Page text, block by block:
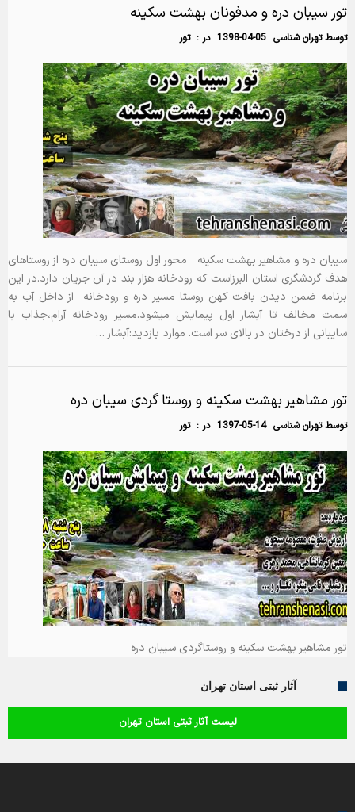
تور سیبان دره و مدفونان بهشت سکینه
توسطتهران شناسی 1398-04-05 در :تور
سیبان دره و مشاهیر بهشت سکینه محور اول روستای سیبان دره از روستاهای
هدف گردشگری استان البرزاست که رودخانه هزار بند در آن جریان دارد.در این
برنامه ضمن دیدن بافت کهن روستا مسیر دره و رودخانه از داخل آب به
سمت مخالف تا آبشار اول پیمایش میشود.مسیر رودخانه آرام،جذاب با
سایبانی از درختان در بالای سر است. موارد بازدید:آبشار …
تور مشاهیر بهشت سکینه و روستا گردی سیبان دره
توسطتهران شناسی 1397-05-14 در :تور
تور مشاهیر بهشت سکینه و روستاگردی سیبان دره
آثار ثبتی استان تهران
لیست آثار ثبتی استان تهران